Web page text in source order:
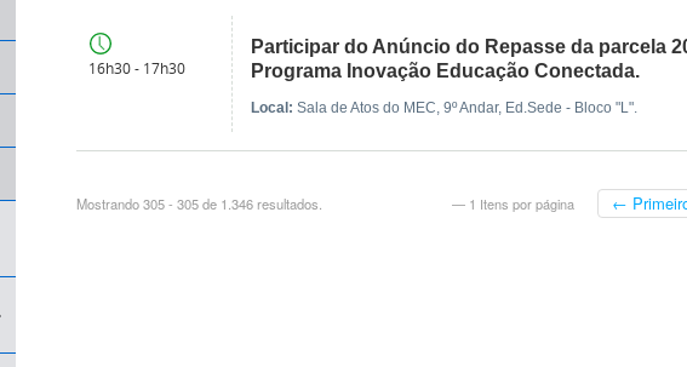
16h30 - 17h30
Participar do Anúncio do Repasse da parcela
Programa Inovação Educação Conectada.
Local:Sala de Atos do MEC, 9º Andar, Ed.Sede - Bloco "L".
— 1 Itens por página
Mostrando 305 - 305 de 1.346 resultados. ←